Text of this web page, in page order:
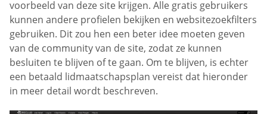
voorbeeld van deze site krijgen. Alle gratis gebruikers
kunnen andere profielen bekijken en websitezoekfilters
gebruiken. Dit zou hen een beter idee moeten geven
van de community van de site, zodat ze kunnen
besluiten te blijven of te gaan. Om te blijven, is echter
een betaald lidmaatschapsplan vereist dat hieronder
in meer detail wordt beschreven.